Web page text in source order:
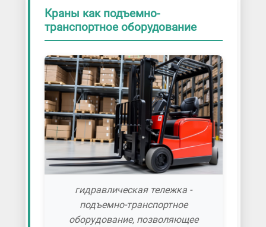
Краны как подъемно-
транспортное оборудование
гидравлическая тележка -
подъемно-транспортное
оборудование, позволяющее